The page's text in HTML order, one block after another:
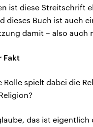
ist diese Streitschrift
dieses Buch ist auch
damit – also auch
Fakt
Rolle spielt dabei die
das ist